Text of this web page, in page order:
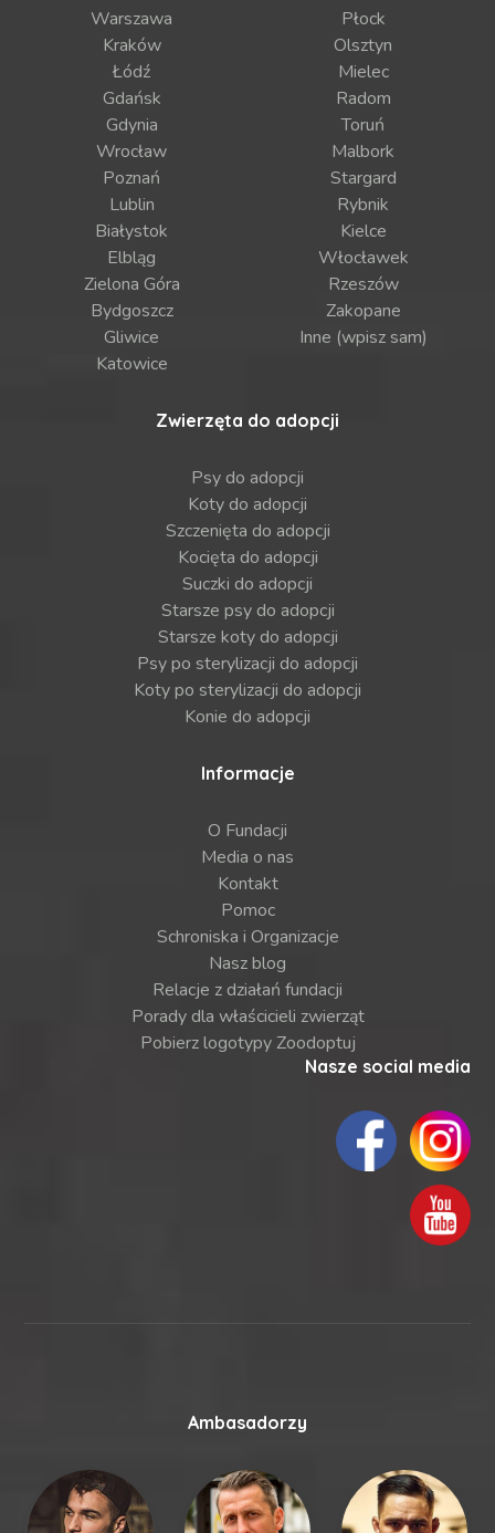
Warszawa
Kraków
Łódź
Gdańsk
Gdynia
Wrocław
Poznań
Lublin
Białystok
Elbląg
Zielona Góra
Bydgoszcz
Gliwice
Katowice
Płock
Olsztyn
Mielec
Radom
Toruń
Malbork
Stargard
Rybnik
Kielce
Włocławek
Rzeszów
Zakopane
Inne (wpisz sam)
Zwierzęta do adopcji
Psy do adopcji
Koty do adopcji
Szczenięta do adopcji
Kocięta do adopcji
Suczki do adopcji
Starsze psy do adopcji
Starsze koty do adopcji
Psy po sterylizacji do adopcji
Koty po sterylizacji do adopcji
Konie do adopcji
Informacje
O Fundacji
Media o nas
Kontakt
Pomoc
Schroniska i Organizacje
Nasz blog
Relacje z działań fundacji
Porady dla właścicieli zwierząt
Pobierz logotypy Zoodoptuj
Nasze social media
Ambasadorzy